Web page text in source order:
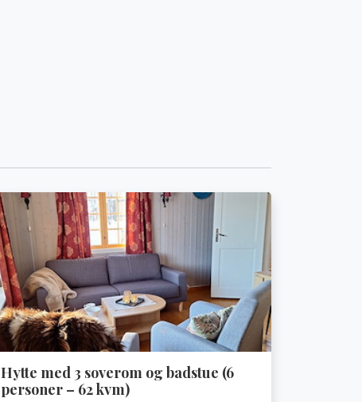
Hytte med 3 soverom og badstue (6
personer – 62 kvm)